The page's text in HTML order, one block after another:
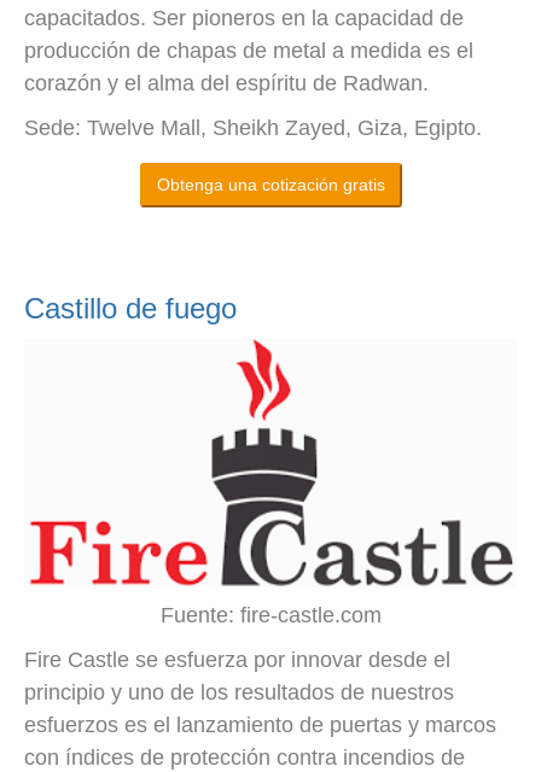
capacitados. Ser pioneros en la capacidad de
producción de chapas de metal a medida es el
corazón y el alma del espíritu de Radwan.
Sede: Twelve Mall, Sheikh Zayed, Giza, Egipto.
Obtenga una cotización gratis
Castillo de fuego
Fuente: fire-castle.com
Fire Castle se esfuerza por innovar desde el
principio y uno de los resultados de nuestros
esfuerzos es el lanzamiento de puertas y marcos
con índices de protección contra incendios de